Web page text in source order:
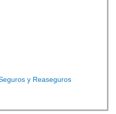
y Reaseguros